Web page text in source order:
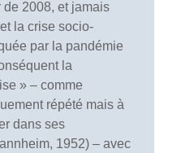
2008, et jamais
la crise socio-
par la pandémie
la
» – comme
répété mais à
dans ses
1952) – avec